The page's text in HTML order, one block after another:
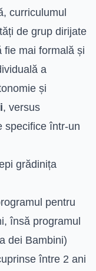
curriculumul
de grup dirijate
fie mai formală și
a
și
, versus
specifice într-un
grădinița
pentru
însă programul
dei Bambini)
între 2 ani